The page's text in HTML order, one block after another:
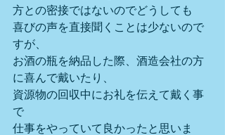
方との密接ではないのでどうしても
喜びの声を直接聞くことは少ないので
すが、
お酒の瓶を納品した際、酒造会社の方
に喜んで戴いたり、
資源物の回収中にお礼を伝えて戴く事
で
仕事をやっていて良かったと思いま